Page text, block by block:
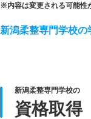
※内容は変更される可能性
新潟柔整専門学校の
新潟柔整専門学校の
資格取得